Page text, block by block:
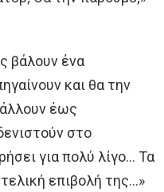
βάλουν ένα
και θα την
έως
στo
για πολύ λίγο… Τα
επιβολή της…»